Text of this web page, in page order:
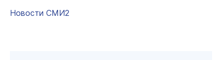
Новости СМИ2